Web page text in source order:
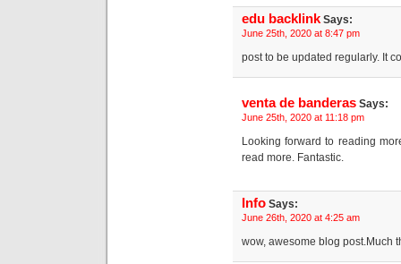
edu backlinkSays:
June 25th, 2020 at 8:47 pm
post to be updated regularly. It
venta de banderas Says:
June 25th, 2020 at 11:18 pm
Looking forward to reading
read more. Fantastic.
Info Says:
June 26th, 2020 at 4:25 am
wow, awesome blog post.Much